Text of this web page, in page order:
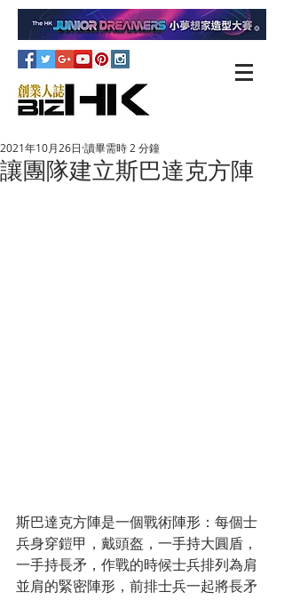
讓團隊建立斯巴達克方陣
2021年10月26日 讀畢需時 2 分鐘
斯巴達克方陣是一個戰術陣形：每個士
兵身穿鎧甲，戴頭盔，一手持大圓盾，
一手持長矛，作戰的時候士兵排列為肩
並肩的緊密陣形，前排士兵一起將長矛